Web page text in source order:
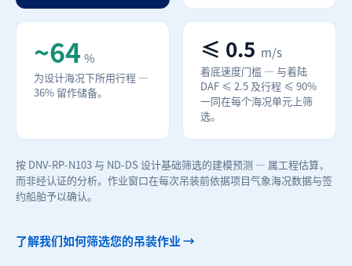
~64 %
为设计海况下所用行程 —
36% 留作储备。
≤ 0.5 m/s
着底速度门槛 — 与着陆
DAF ≤ 2.5 及行程 ≤ 90%
一同在每个海况单元上筛
选。
按 DNV-RP-N103 与 ND-DS 设计基础筛选的建模预测 — 属工程估算，
而非经认证的分析。作业窗口在每次吊装前依据项目气象海况数据与签
约船舶予以确认。
了解我们如何筛选您的吊装作业 →